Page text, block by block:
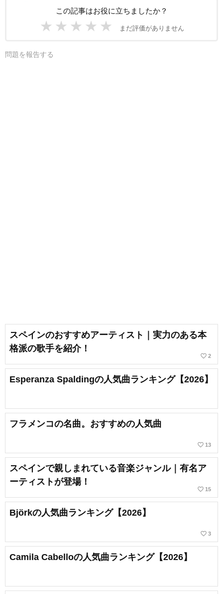
この記事はお役に立ちましたか？
★ ★ ★ ★ ★ まだ評価がありません
問題を報告する
スペインのおすすめアーティスト｜実力のある本
格派の歌手を紹介！
favorite_border 2
Esperanza Spaldingの人気曲ランキング【2026】
フラメンコの名曲。おすすめの人気曲
favorite_border 13
スペインで親しまれている音楽ジャンル｜有名ア
ーティストが登場！
favorite_border 15
Björkの人気曲ランキング【2026】
favorite_border 3
Camila Cabelloの人気曲ランキング【2026】